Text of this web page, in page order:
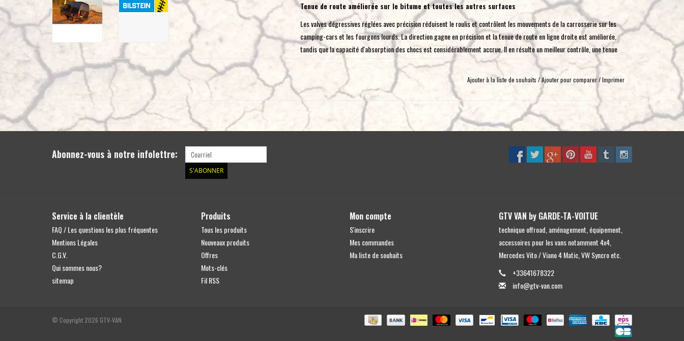
Tenue de route améliorée sur le bitume et toutes les autres surfaces
Les valves dégressives réglées avec précision réduisent le roulis et contrôlent les mouvements de la carrosserie sur les
camping-cars et les fourgons lourds. La direction gagne en précision et la tenue de route en ligne droite est améliorée,
tandis que la capacité d'absorption des chocs est considérablement accrue. Il en résulte un meilleur contrôle, une tenue
de route sûre même dans des situations extrêmes, une traction accrue sur les terrains difficiles et un niveau de confort
Réduisez la complexité. Économisez de l'argent !
Le kit de suspension ADVANCE Lift Pro 7016 comprend le système de ressorts hélicoïdaux signature de 4x4proyect pour
l'essieu arrière. Ces ressorts hélicoïdaux d'appoint empêcheront votre arrière de s'affaisser tout en offrant une stabilité
pneumatique avec tous leurs inconvénients. Au final, vous réduirez la complexité de votre véhicule, améliorerez sa fiabilité
réglés avec précision pour offrir une rigidité suffisante pour transporter des équipements supplémentaires lors de votre
prochain voyage, sans être trop durs à vide.
4x4PROYECT ADVANCE est le système de suspension idéal pour tous ceux qui attendent des performances et un confort
Avertissement : 4x4proyect, en tant que centre expert Bilstein Offroad, développe exclusivement les systèmes de
matière de suspension automobile.
Ajouter à la liste de souhaits /Ajouter pour comparer/Imprimer
Abonnez-vous à notre infolettre:
S'ABONNER
Service à la clientèle
FAQ / Les questions les plus fréquentes
Mentions Légales
C.G.V.
Qui sommes nous?
sitemap
Produits
Tous les produits
Nouveaux produits
Offres
Mots-clés
Fil RSS
Mon compte
S'inscrire
Mes commandes
Ma liste de souhaits
GTV VAN by GARDE-TA-VOITUE
technique offroad, aménagement, équipement,
accessoires pour les vans notamment 4x4,
Mercedes Vito / Viano 4 Matic, VW Syncro etc.
+33641678322
info@gtv-van.com
© Copyright 2026 GTV-VAN